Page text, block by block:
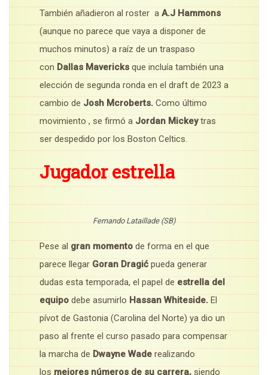
También añadieron al roster a A.J Hammons
(aunque no parece que vaya a disponer de
muchos minutos) a raíz de un traspaso
con Dallas Mavericks que incluía también una
elección de segunda ronda en el draft de 2023 a
cambio de Josh Mcroberts. Como último
movimiento , se firmó a Jordan Mickeytras
ser despedido por los Boston Celtics.
Jugador estrella
Fernando Lataillade (SB)
Pese al gran momento de forma en el que
parece llegar Goran Dragić pueda generar
dudas esta temporada, el papel de estrella del
equipo debe asumirlo Hassan Whiteside. El
pívot de Gastonia (Carolina del Norte) ya dio un
paso al frente el curso pasado para compensar
la marcha de Dwayne Wade realizando
los mejores números de su carrera, siendo